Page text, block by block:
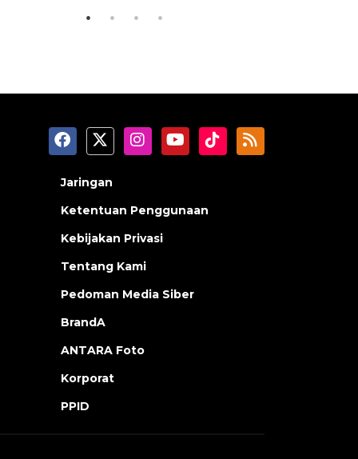
Jaringan
Ketentuan Penggunaan
Kebijakan Privasi
Tentang Kami
Pedoman Media Siber
BrandA
ANTARA Foto
Korporat
PPID